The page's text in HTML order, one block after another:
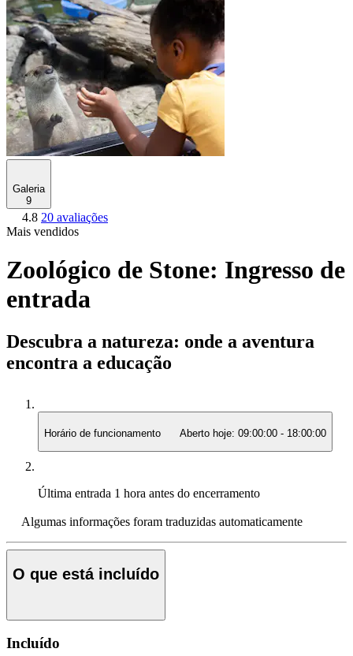
Galeria
9
4.8 20 avaliações
Mais vendidos
Zoológico de Stone: Ingresso de
entrada
Descubra a natureza: onde a aventura
encontra a educação
Horário de funcionamento Aberto hoje: 09:00:00 - 18:00:00
Última entrada 1 hora antes do encerramento
Algumas informações foram traduzidas automaticamente
O que está incluído
Incluído